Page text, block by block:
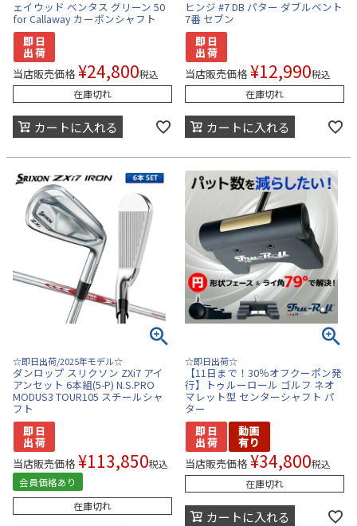
ェイウッド ベンタス グリーン 50
for Callaway カーボンシャフト
当店販売価格 ¥24,800税込
在庫切れ
カートに入れる
ヒンジ #7 DB パター ダブルベント
7番 セブン
当店販売価格 ¥12,990税込
在庫切れ
カートに入れる
☆即日出荷/2025年モデル☆
ダンロップ スリクソン ZXi7 アイ
アンセット 6本組(5-P) N.S.PRO
MODUS3 TOUR105 スチールシャ
フト
当店販売価格 ¥113,850税込
会員価格あり
在庫切れ
☆即日出荷☆
【11日まで！30％オフクーポン発
行】トゥルーロール ゴルフ ネオ
マレット型 センターシャフト パ
ター
当店販売価格 ¥34,800税込
在庫切れ
カートに入れる